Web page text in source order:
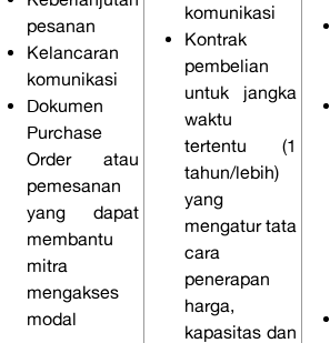
pesanan
Kelancaran
komunikasi
Dokumen
Purchase
Order atau
pemesanan
yang dapat
membantu
mitra
mengakses
modal
komunikasi
Kontrak
pembelian
untuk jangka
waktu
tertentu (1
tahun/lebih)
yang
mengatur tata
cara
penerapan
harga,
kapasitas dan